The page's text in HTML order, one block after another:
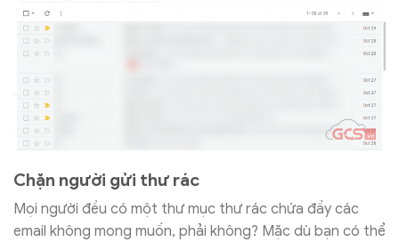
Chặn người gửi thư rác
Mọi người đều có một thư mục thư rác chứa đầy các
email không mong muốn, phải không? Mặc dù bạn có thể